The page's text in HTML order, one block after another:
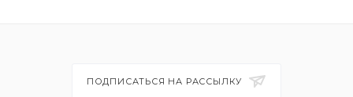
ПОДПИСАТЬСЯ НА РАССЫЛКУ